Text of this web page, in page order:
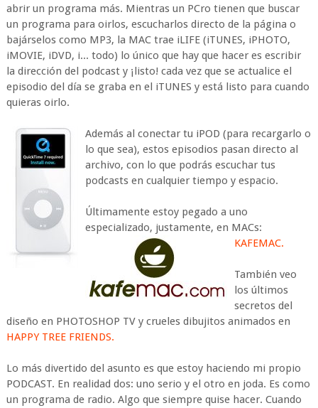
abrir un programa más. Mientras un PCro tienen que buscar
un programa para oirlos, escucharlos directo de la página o
bajárselos como MP3, la MAC trae iLIFE (iTUNES, iPHOTO,
iMOVIE, iDVD, i... todo) lo único que hay que hacer es escribir
la dirección del podcast y ¡listo! cada vez que se actualice el
episodio del día se graba en el iTUNES y está listo para cuando
quieras oirlo.
Además al conectar tu iPOD (para recargarlo o
lo que sea), estos episodios pasan directo al
archivo, con lo que podrás escuchar tus
podcasts en cualquier tiempo y espacio.
Últimamente estoy pegado a uno
especializado, justamente, en MACs:
KAFEMAC.
También veo
los últimos
secretos del
diseño en PHOTOSHOP TV y crueles dibujitos animados en
HAPPY TREE FRIENDS.
Lo más divertido del asunto es que estoy haciendo mi propio
PODCAST. En realidad dos: uno serio y el otro en joda. Es como
un programa de radio. Algo que siempre quise hacer. Cuando